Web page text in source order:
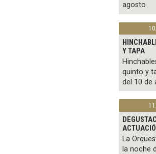
agosto
Y TAPA
quinto y
del 10 de
La
la noche